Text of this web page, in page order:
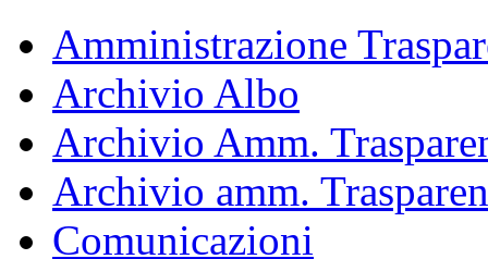
Amministrazione
Archivio Albo
Archivio Amm.
Archivio amm.
Comunicazioni